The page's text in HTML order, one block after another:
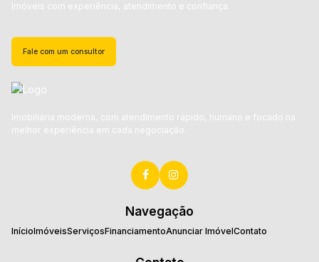
Imóveis com experiência, atendimento e confiança.
Fale com um consultor
Imobiliária moderna, com atendimento rápido, humano e focado na
melhor experiência em cada negociação.
Navegação
InícioImóveisServiçosFinanciamentoAnunciar ImóvelContato